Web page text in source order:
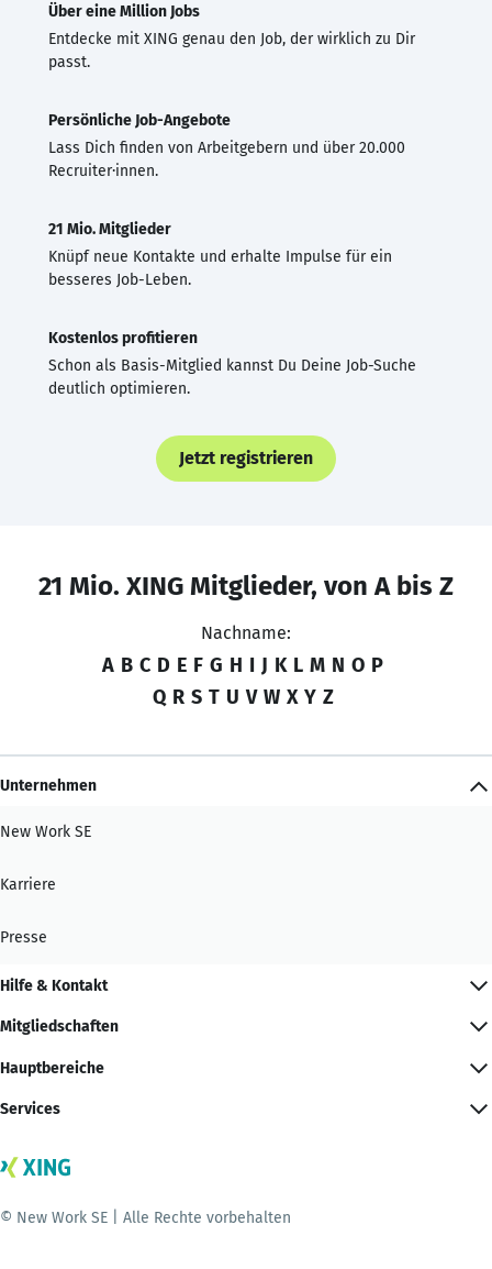
Über eine Million Jobs
Entdecke mit XING genau den Job, der wirklich zu Dir
passt.
Persönliche Job-Angebote
Lass Dich finden von Arbeitgebern und über 20.000
Recruiter·innen.
21 Mio. Mitglieder
Knüpf neue Kontakte und erhalte Impulse für ein
besseres Job-Leben.
Kostenlos profitieren
Schon als Basis-Mitglied kannst Du Deine Job-Suche
deutlich optimieren.
Jetzt registrieren
21 Mio. XING Mitglieder, von A bis Z
Nachname:
A B C D E F G H I J K L M N O P
Q R S T U V W X Y Z
Unternehmen
New Work SE
Karriere
Presse
Hilfe & Kontakt
Mitgliedschaften
Hauptbereiche
Services
© New Work SE | Alle Rechte vorbehalten